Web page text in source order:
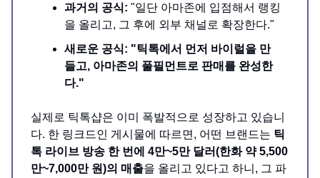
과거의 공식: "일단 아마존에 입점해서 랭킹
을 올리고, 그 후에 외부 채널로 확장한다."
새로운 공식: "틱톡에서 먼저 바이럴을 만
들고, 아마존의 풀필먼트로 판매를 완성한
다."
실제로 틱톡샵은 이미 폭발적으로 성장하고 있습니
다. 한 링크드인 게시물에 따르면, 어떤 브랜드는 틱
톡 라이브 방송 한 번에 4만~5만 달러(한화 약 5,500
만~7,000만 원)의 매출을 올리고 있다고 하니, 그 파